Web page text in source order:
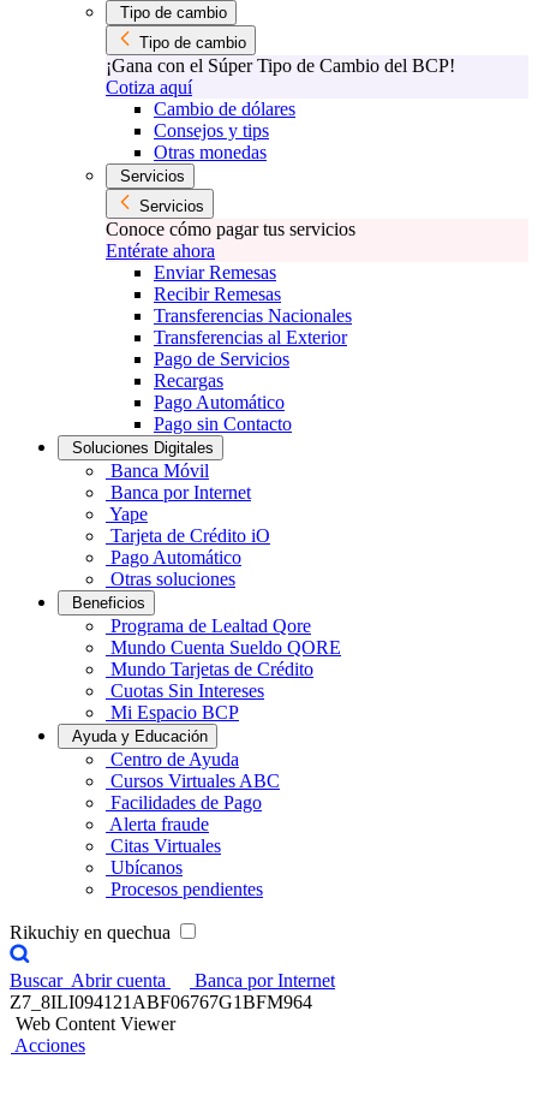
Tipo de cambio
Tipo de cambio
¡Gana con el Súper Tipo de Cambio del BCP!
Cotiza aquí
Cambio de dólares
Consejos y tips
Otras monedas
Servicios
Servicios
Conoce cómo pagar tus servicios
Entérate ahora
Enviar Remesas
Recibir Remesas
Transferencias Nacionales
Transferencias al Exterior
Pago de Servicios
Recargas
Pago Automático
Pago sin Contacto
Soluciones Digitales
Banca Móvil
Banca por Internet
Yape
Tarjeta de Crédito iO
Pago Automático
Otras soluciones
Beneficios
Programa de Lealtad Qore
Mundo Cuenta Sueldo QORE
Mundo Tarjetas de Crédito
Cuotas Sin Intereses
Mi Espacio BCP
Ayuda y Educación
Centro de Ayuda
Cursos Virtuales ABC
Facilidades de Pago
Alerta fraude
Citas Virtuales
Ubícanos
Procesos pendientes
Rikuchiy en quechua
Buscar Abrir cuenta
Banca por Internet
Z7_8ILI094121ABF06767G1BFM964
Web Content Viewer
Acciones